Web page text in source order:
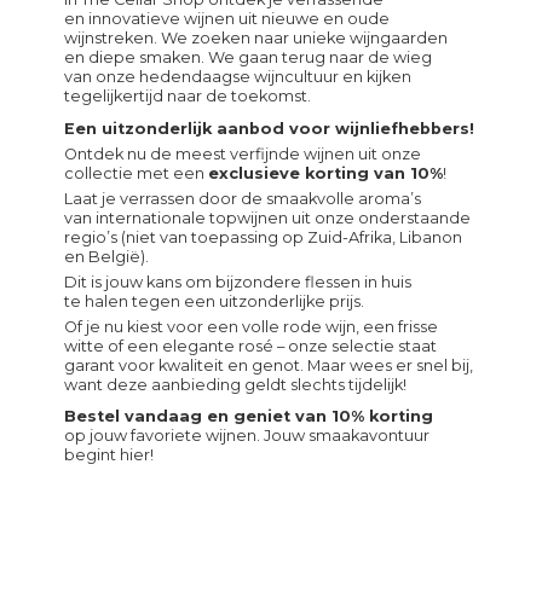
en innovatieve wijnen uit nieuwe en oude
wijnstreken. We zoeken naar unieke wijngaarden
en diepe smaken. We gaan terug naar de wieg
van onze hedendaagse wijncultuur en kijken
tegelijkertijd naar de toekomst.
Een uitzonderlijk aanbod voor wijnliefhebbers!
Ontdek nu de meest verfijnde wijnen uit onze
collectie met een exclusieve korting van 10%!
Laat je verrassen door de smaakvolle aroma’s
van internationale topwijnen uit onze onderstaande
regio’s (niet van toepassing op Zuid-Afrika, Libanon
en België).
Dit is jouw kans om bijzondere flessen in huis
te halen tegen een uitzonderlijke prijs.
Of je nu kiest voor een volle rode wijn, een frisse
witte of een elegante rosé – onze selectie staat
garant voor kwaliteit en genot. Maar wees er snel bij,
want deze aanbieding geldt slechts tijdelijk!
Bestel vandaag en geniet van 10% korting
op jouw favoriete wijnen. Jouw smaakavontuur
begint hier!